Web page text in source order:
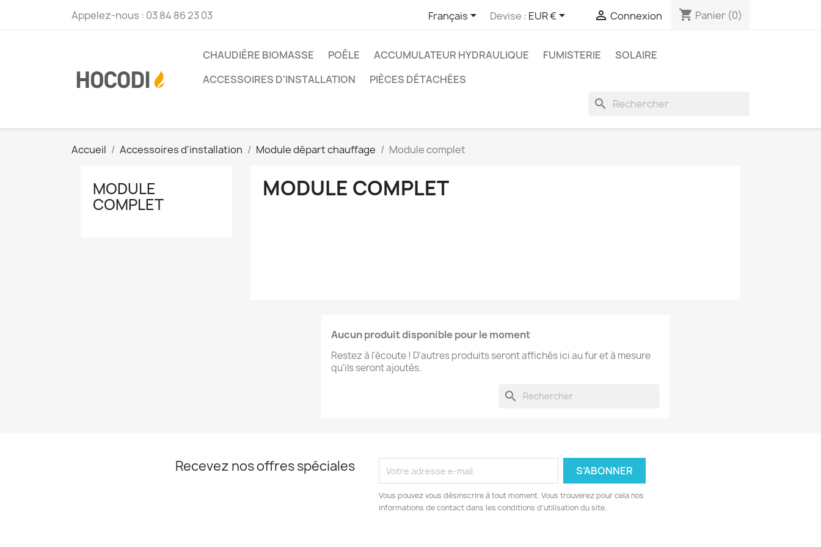
Appelez-nous : 03 84 86 23 03 Français Devise : EUR €  Connexion shopping_cart Panier (0)
CHAUDIÈRE BIOMASSE POÊLE ACCUMULATEUR HYDRAULIQUE FUMISTERIE
SOLAIRE
ACCESSOIRES D'INSTALLATION
PIÈCES DÉTACHÉES
search
Accueil Accessoires d'installation Module départ chauffage Module complet
MODULE
COMPLET
MODULE COMPLET
Aucun produit disponible pour le moment
Restez à l'écoute ! D'autres produits seront affichés ici au fur et à mesure
qu'ils seront ajoutés.
search
Recevez nos offres spéciales
Vous pouvez vous désinscrire à tout moment. Vous trouverez pour cela nos
informations de contact dans les conditions d'utilisation du site.